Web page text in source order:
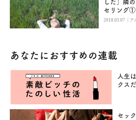
した」隣
セリング①
2018.03.07 | ア
あなたにおすすめの連載
人生
クス
セッ